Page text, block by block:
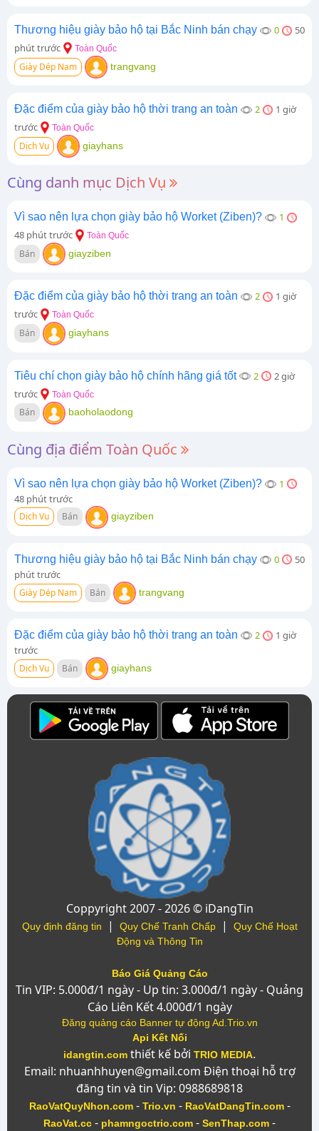
Thương hiệu giày bảo hộ tại Bắc Ninh bán chạy 0
50
phút trước
Toàn Quốc
Giày Dép Nam trangvang
Đặc điểm của giày bảo hộ thời trang an toàn 2
1 giờ
trước
Toàn Quốc
Dịch Vụ giayhans
Cùng danh mục Dịch Vụ
Vì sao nên lựa chọn giày bảo hộ Worket (Ziben)?
1
48 phút trước
Toàn Quốc
Bán giayziben
Đặc điểm của giày bảo hộ thời trang an toàn 2
1 giờ
trước
Toàn Quốc
Bán giayhans
Tiêu chí chọn giày bảo hộ chính hãng giá tốt 2
2 giờ
trước
Toàn Quốc
Bán baoholaodong
Cùng địa điểm Toàn Quốc
Vì sao nên lựa chọn giày bảo hộ Worket (Ziben)?
1
48 phút trước
Dịch Vụ Bán giayziben
Thương hiệu giày bảo hộ tại Bắc Ninh bán chạy 0
50
phút trước
Giày Dép Nam Bán trangvang
Đặc điểm của giày bảo hộ thời trang an toàn 2
1 giờ
trước
Dịch Vụ Bán giayhans
Coppyright 2007 - 2026 © iDangTin
Quy định đăng tin | Quy Chế Tranh Chấp|
Quy Chế Hoạt
Động và Thông Tin
Báo Giá Quảng Cáo
Tin VIP: 5.000đ/1 ngày - Up tin: 3.000đ/1 ngày - Quảng
Cáo Liên Kết 4.000đ/1 ngày
Đăng quảng cáo Banner tự động Ad.Trio.vn
Api Kết Nối
idangtin.com thiết kế bởi TRIO MEDIA.
Email: nhuanhhuyen@gmail.com Điện thoại hỗ trợ
đăng tin và tin Vip: 0988689818
RaoVatQuyNhon.com- Trio.vn - RaoVatDangTin.com-
RaoVat.cc - phamngoctrio.com - SenThap.com -